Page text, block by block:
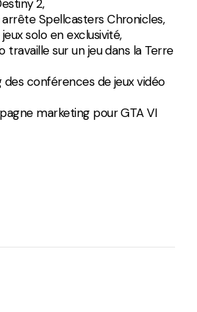
2,
Spellcasters Chronicles,
solo en exclusivité,
travaille sur un jeu dans la Terre
des conférences de jeux vidéo
marketing pour GTA VI